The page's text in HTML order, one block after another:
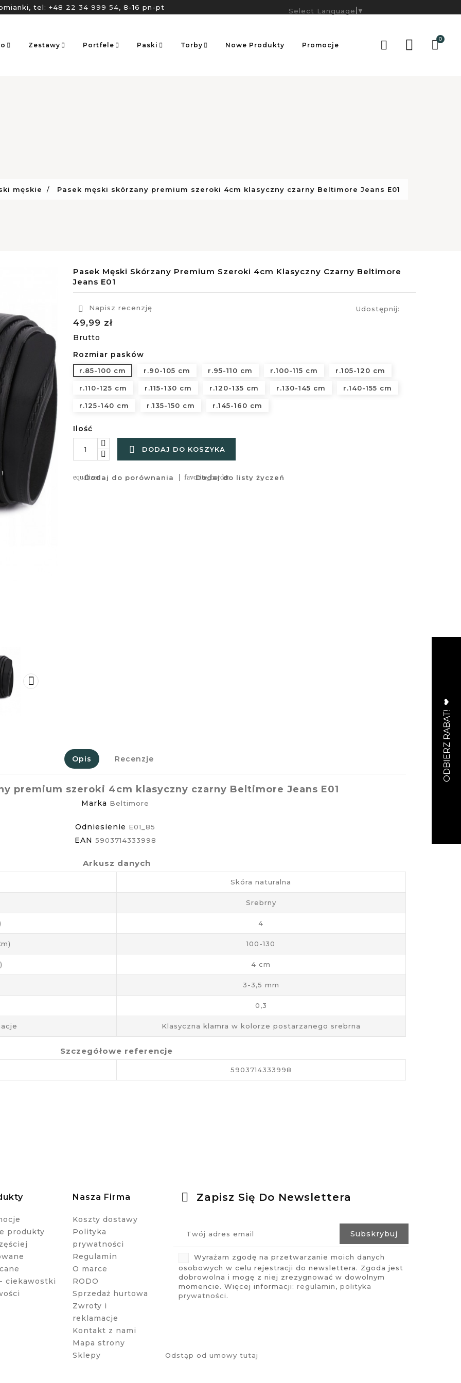
tel: +48 22 34 999 54, 8-16 pn-pt
0

Zestawy Portfele Paski Torby Nowe Produkty Promocje
Select Language ▼
męskie Pasek męski skórzany premium szeroki 4cm klasyczny czarny Beltimore Jeans E01

Pasek Męski Skórzany Premium Szeroki 4cm Klasyczny Czarny Beltimore
Jeans E01
 Napisz recenzję Udostępnij:
49,99 zł
Brutto
Rozmiar pasków
r.85-100 cm r.90-105 cm r.95-110 cm r.100-115 cm r.105-120 cm
r.110-125 cm r.115-130 cm r.120-135 cm r.130-145 cm r.140-155 cm
r.125-140 cm r.135-150 cm r.145-160 cm
Ilość
 DODAJ DO KOSZYKA
equalizer
Dodaj do porównania favorite_border
Dodaj do listy życzeń
Opis Recenzje
premium szeroki 4cm klasyczny czarny Beltimore Jeans E01
Marka Beltimore
Odniesienie E01_85
EAN 5903714333998
Arkusz danych
Skóra naturalna
Srebrny
4
100-130
4 cm
3-3,5 mm
0,3
Klasyczna klamra w kolorze postarzanego srebrna
Szczegółowe referencje
5903714333998
Zapisz Się Do Newslettera
Wyrażam zgodę na przetwarzanie moich danych
osobowych w celu rejestracji do newslettera. Zgoda jest
dobrowolna i mogę z niej zrezygnować w dowolnym
momencie. Więcej informacji: regulamin, polityka
prywatności.
produkty
ciekawostki
Nasza Firma
Koszty dostawy
Polityka
prywatności
Regulamin
O marce
RODO
Sprzedaż hurtowa
Zwroty i
reklamacje
Kontakt z nami
Mapa strony
Sklepy
Odstąp od umowy tutaj